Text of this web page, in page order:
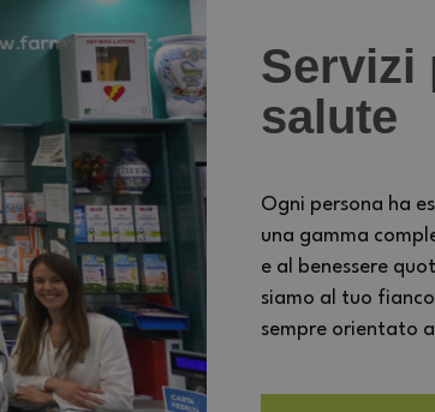
Servizi
salute
Ogni persona ha
una gamma
e al benessere
siamo al tuo
sempre orientato